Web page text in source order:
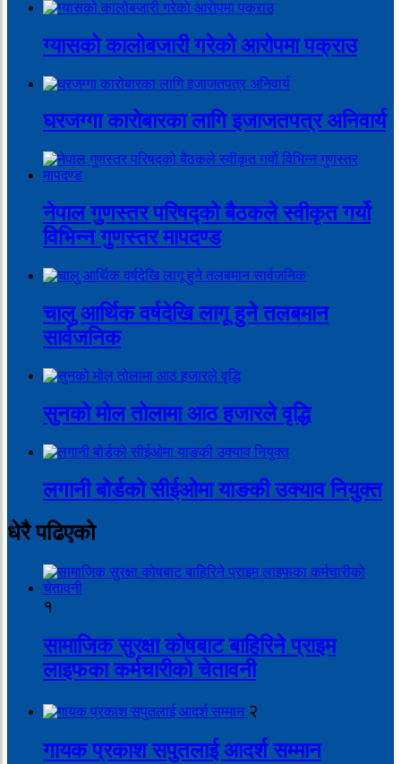
ग्यासको कालोबजारी गरेको आरोपमा पक्राउ
घरजग्गा कारोबारका लागि इजाजतपत्र अनिवार्य
नेपाल गुणस्तर परिषद्को बैठकले स्वीकृत गर्यो
विभिन्न गुणस्तर मापदण्ड
चालु आर्थिक वर्षदेखि लागू हुने तलबमान
सार्वजनिक
सुनको मोल तोलामा आठ हजारले वृद्धि
लगानी बोर्डको सीईओमा याङकी उक्याव नियुक्त
धेरै पढिएको
१
सामाजिक सुरक्षा कोषबाट बाहिरिने प्राइम
लाइफका कर्मचारीको चेतावनी
२
गायक प्रकाश सपुतलाई आदर्श सम्मान